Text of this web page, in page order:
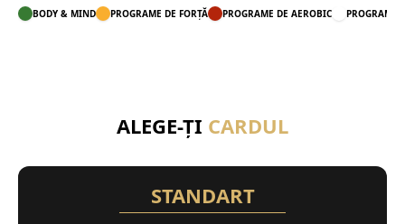
BODY & MIND PROGRAME DE FORȚĂ PROGRAME DE AEROBIC PROGRAME
ALEGE-ȚI CARDUL
STANDART